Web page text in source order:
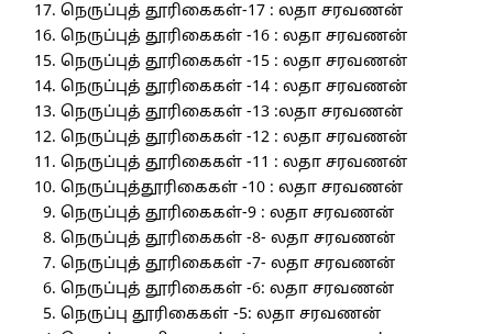
நெருப்புத் தூரிகைகள்-17 : லதா சரவணன்
நெருப்புத் தூரிகைகள் -16 : லதா சரவணன்
நெருப்புத் தூரிகைகள் -15 : லதா சரவணன்
நெருப்புத் தூரிகைகள் -14 : லதா சரவணன்
நெருப்புத் தூரிகைகள் -13 :லதா சரவணன்
நெருப்புத் தூரிகைகள் -12 : லதா சரவணன்
நெருப்புத் தூரிகைகள் -11 : லதா சரவணன்
நெருப்புத்தூரிகைகள் -10 : லதா சரவணன்
நெருப்புத் தூரிகைகள்-9 : லதா சரவணன்
நெருப்புத் தூரிகைகள் -8- லதா சரவணன்
நெருப்புத் தூரிகைகள் -7- லதா சரவணன்
நெருப்புத் தூரிகைகள் -6: லதா சரவணன்
நெருப்பு தூரிகைகள் -5: லதா சரவணன்